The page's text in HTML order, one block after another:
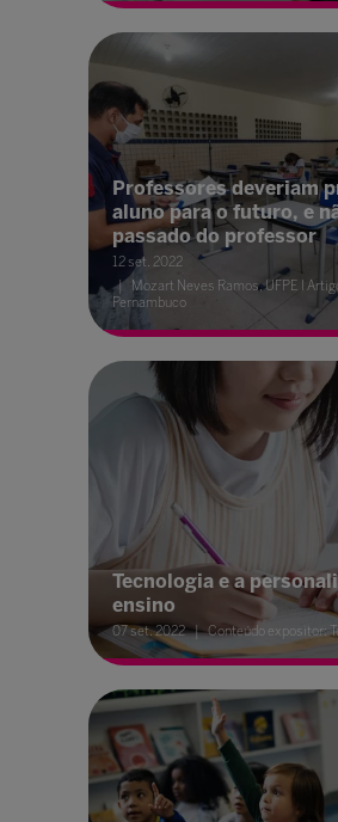
Professores deveriam
aluno para o futuro, e
passado do professor
12 set. 2022
Mozart Neves Ramos, UFPE I
Pernambuco
Tecnologia e a
ensino
07 set. 2022 Conteúdo expositor: